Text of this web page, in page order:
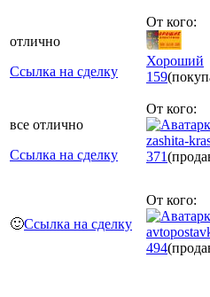
отлично
Ссылка на сделку
От кого:
Хороший
159
все отлично
Ссылка на сделку
От кого:
zashita-
371
🙂Ссылка на сделку
От кого:
494